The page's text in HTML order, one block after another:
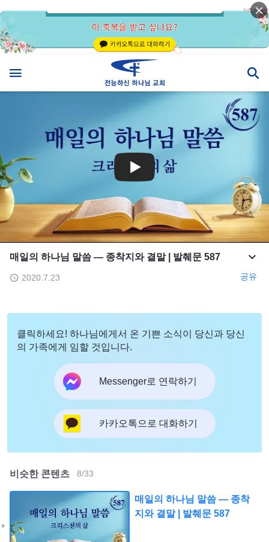
매일의 하나님 말씀 ― 종착지와 결말 | 발췌문 587
2020.7.23 공유
클릭하세요! 하나님에게서 온 기쁜 소식이 당신과 당신
의 가족에게 임할 것입니다.
Messenger로 연락하기
카카오톡으로 대화하기
비슷한 콘텐츠 8/33
매일의 하나님 말씀 ― 종착
지와 결말 | 발췌문 587